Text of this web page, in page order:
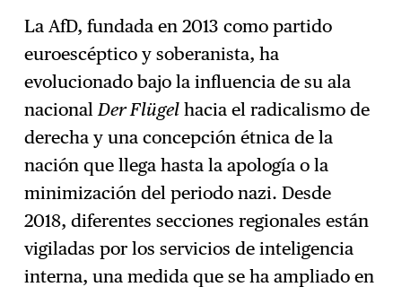
La AfD, fundada en 2013 como partido
euroescéptico y soberanista, ha
evolucionado bajo la influencia de su ala
nacional Der Flügel hacia el radicalismo de
derecha y una concepción étnica de la
nación que llega hasta la apología o la
minimización del periodo nazi. Desde
2018, diferentes secciones regionales están
vigiladas por los servicios de inteligencia
interna, una medida que se ha ampliado en